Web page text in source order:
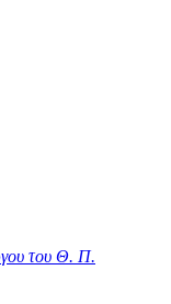
του Θ. Π.